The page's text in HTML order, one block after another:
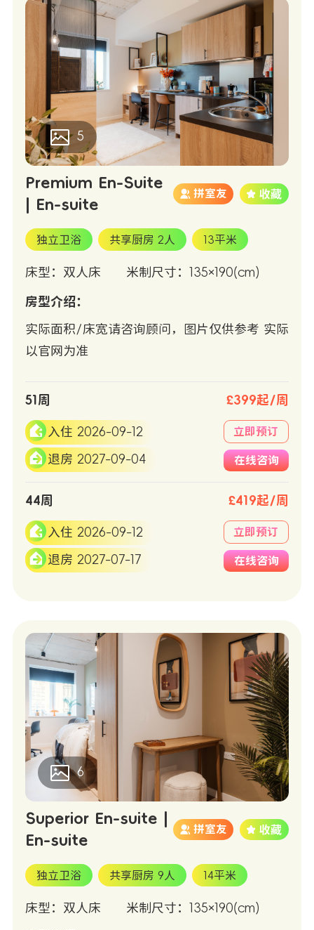
5
Premium En-Suite
| En-suite
拼室友
独立卫浴 共享厨房 2人 13平米
床型：双人床 米制尺寸：135×190(cm)
房型介绍：
实际面积/床宽请咨询顾问，图片仅供参考 实际
以官网为准
51周 £399起/周
入住 2026-09-12
退房 2027-09-04
立即预订
在线咨询
44周 £419起/周
入住 2026-09-12
退房 2027-07-17
立即预订
在线咨询
6
Superior En-suite |
En-suite
拼室友
独立卫浴 共享厨房 9人 14平米
床型：双人床 米制尺寸：135×190(cm)